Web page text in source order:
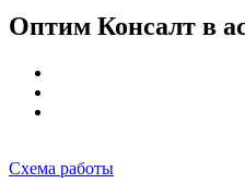
Оптим Консалт в
Схема работы